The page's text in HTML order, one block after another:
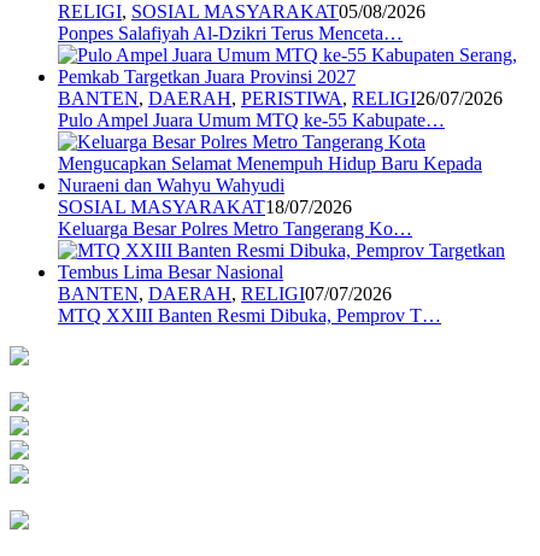
RELIGI, SOSIAL MASYARAKAT05/08/2026
Ponpes Salafiyah Al-Dzikri Terus Menceta…
BANTEN, DAERAH, PERISTIWA, RELIGI26/07/2026
Pulo Ampel Juara Umum MTQ ke-55 Kabupate…
SOSIAL MASYARAKAT18/07/2026
Keluarga Besar Polres Metro Tangerang Ko…
BANTEN, DAERAH, RELIGI07/07/2026
MTQ XXIII Banten Resmi Dibuka, Pemprov T…